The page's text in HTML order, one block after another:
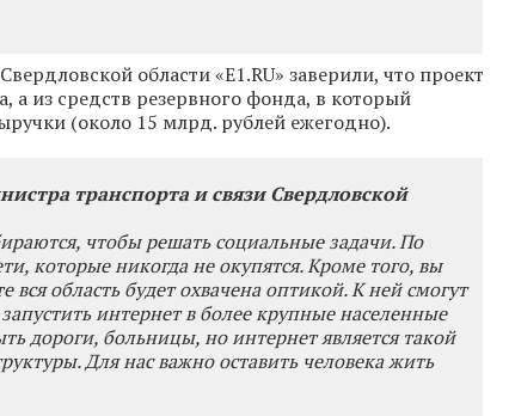
области «E1.RU» заверили, что проект
а из средств резервного фонда, в который
(около 15 млрд. рублей ежегодно).
транспорта и связи Свердловской
чтобы решать социальные задачи. По
которые никогда не окупятся. Кроме того, вы
область будет охвачена оптикой. К ней смогут
интернет в более крупные населенные
дороги, больницы, но интернет является такой
Для нас важно оставить человека жить